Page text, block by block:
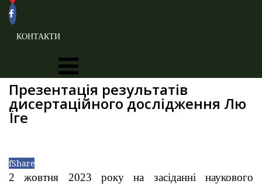
КОНТАКТИ
Презентація результатів
дисертаційного дослідження Лю
Їге
fShare
2 жовтня 2023 року на засіданні наукового